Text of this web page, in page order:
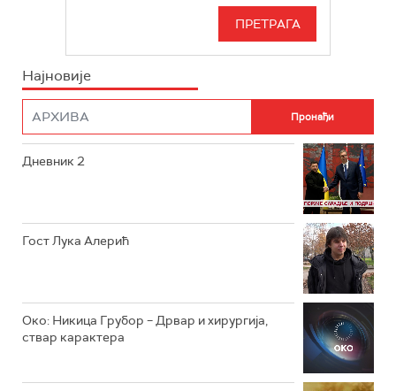
РТС 3
ИНФО
Најновије
Дневник 2
Гост Лука Алерић
Око: Никица Грубор – Дрвар и хирургија,
ствар карактера